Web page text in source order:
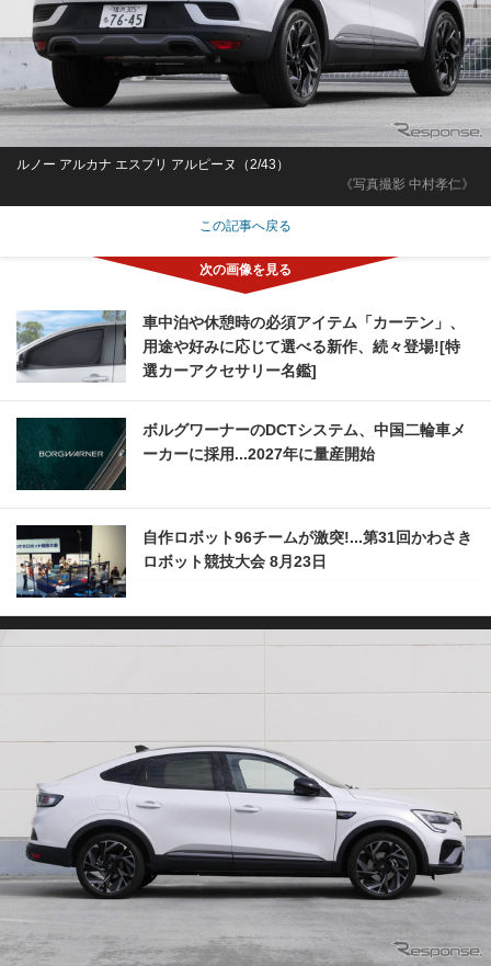
《写真撮影 中村孝仁》
ルノー アルカナ エスプリ アルピーヌ（2/43）
この記事へ戻る
車中泊や休憩時の必須アイテム「カーテン」、
用途や好みに応じて選べる新作、続々登場![特
選カーアクセサリー名鑑]
ボルグワーナーのDCTシステム、中国二輪車メ
ーカーに採用...2027年に量産開始
自作ロボット96チームが激突!...第31回かわさき
ロボット競技大会 8月23日